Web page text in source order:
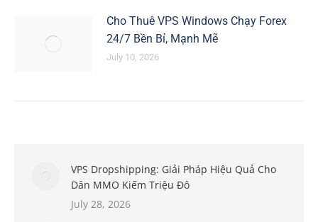
Cho Thuê VPS Windows Chạy Forex
24/7 Bền Bỉ, Mạnh Mẽ
July 10, 2026
VPS Dropshipping: Giải Pháp Hiệu Quả Cho
Dân MMO Kiếm Triệu Đô
July 28, 2026